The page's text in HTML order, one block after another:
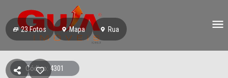
23Fotos Mapa Rua
Código: 4301